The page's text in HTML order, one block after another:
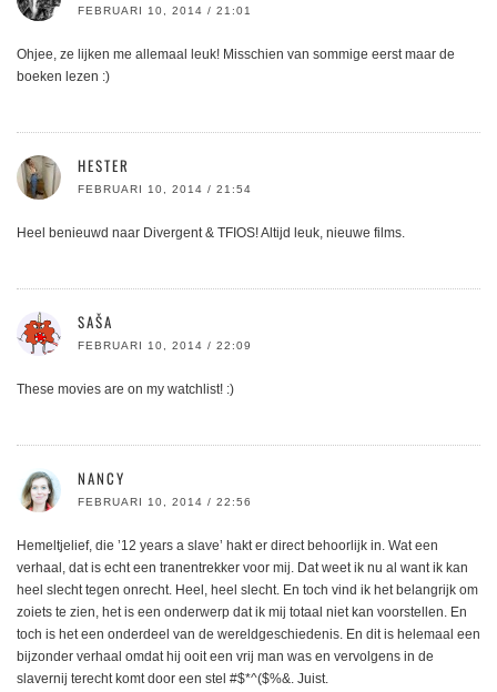
FEBRUARI 10, 2014 / 21:01
Ohjee, ze lijken me allemaal leuk! Misschien van sommige eerst maar de
boeken lezen :)
HESTER
FEBRUARI 10, 2014 / 21:54
Heel benieuwd naar Divergent & TFIOS! Altijd leuk, nieuwe films.
SAŠA
FEBRUARI 10, 2014 / 22:09
These movies are on my watchlist! :)
NANCY
FEBRUARI 10, 2014 / 22:56
Hemeltjelief, die ’12 years a slave’ hakt er direct behoorlijk in. Wat een
verhaal, dat is echt een tranentrekker voor mij. Dat weet ik nu al want ik kan
heel slecht tegen onrecht. Heel, heel slecht. En toch vind ik het belangrijk om
zoiets te zien, het is een onderwerp dat ik mij totaal niet kan voorstellen. En
toch is het een onderdeel van de wereldgeschiedenis. En dit is helemaal een
bijzonder verhaal omdat hij ooit een vrij man was en vervolgens in de
slavernij terecht komt door een stel #$*^($%&. Juist.